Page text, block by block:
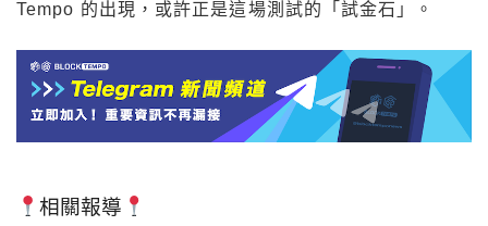
Tempo 的出現，或許正是這場測試的「試金石」。
相關報導